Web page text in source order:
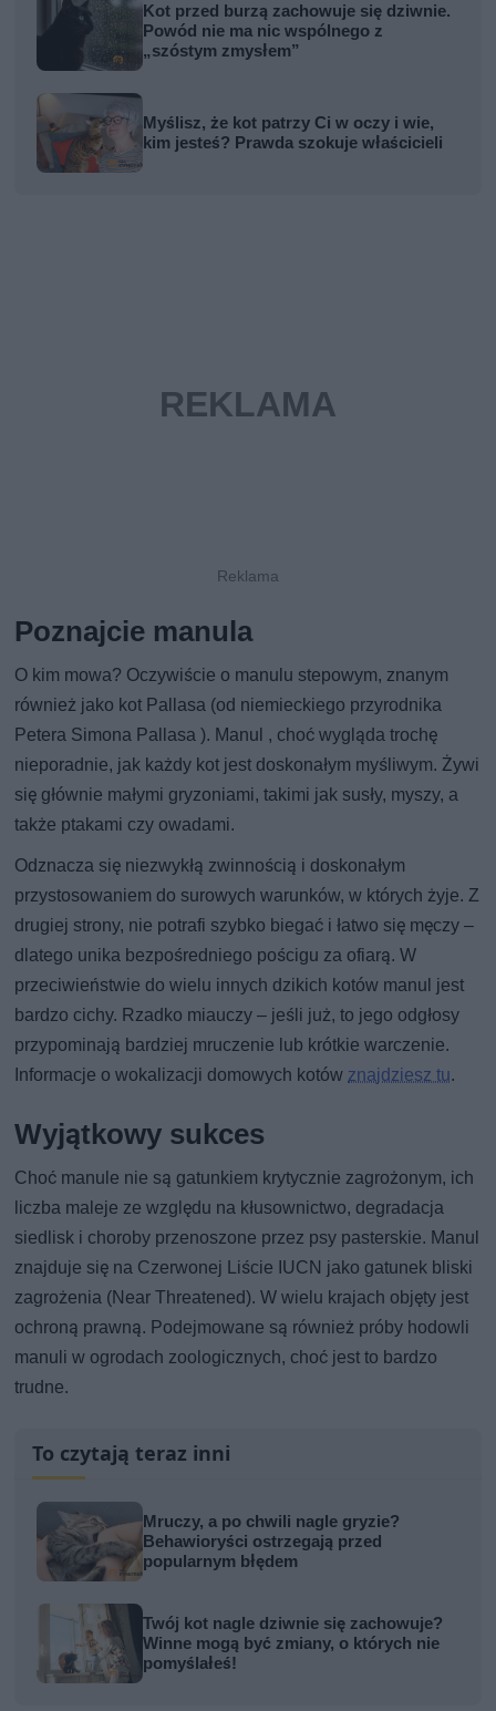
Kot przed burzą zachowuje się dziwnie.
Powód nie ma nic wspólnego z
„szóstym zmysłem”
Myślisz, że kot patrzy Ci w oczy i wie,
kim jesteś? Prawda szokuje właścicieli
Poznajcie manula
O kim mowa? Oczywiście o manulu stepowym, znanym
również jako kot Pallasa (od niemieckiego przyrodnika
Petera Simona Pallasa ). Manul , choć wygląda trochę
nieporadnie, jak każdy kot jest doskonałym myśliwym. Żywi
się głównie małymi gryzoniami, takimi jak susły, myszy, a
także ptakami czy owadami.
Odznacza się niezwykłą zwinnością i doskonałym
przystosowaniem do surowych warunków, w których żyje. Z
drugiej strony, nie potrafi szybko biegać i łatwo się męczy –
dlatego unika bezpośredniego pościgu za ofiarą. W
przeciwieństwie do wielu innych dzikich kotów manul jest
bardzo cichy. Rzadko miauczy – jeśli już, to jego odgłosy
przypominają bardziej mruczenie lub krótkie warczenie.
Informacje o wokalizacji domowych kotów znajdziesz tu.
Wyjątkowy sukces
Choć manule nie są gatunkiem krytycznie zagrożonym, ich
liczba maleje ze względu na kłusownictwo, degradacja
siedlisk i choroby przenoszone przez psy pasterskie. Manul
znajduje się na Czerwonej Liście IUCN jako gatunek bliski
zagrożenia (Near Threatened). W wielu krajach objęty jest
ochroną prawną. Podejmowane są również próby hodowli
manuli w ogrodach zoologicznych, choć jest to bardzo
trudne.
To czytają teraz inni
Mruczy, a po chwili nagle gryzie?
Behawioryści ostrzegają przed
popularnym błędem
Twój kot nagle dziwnie się zachowuje?
Winne mogą być zmiany, o których nie
pomyślałeś!